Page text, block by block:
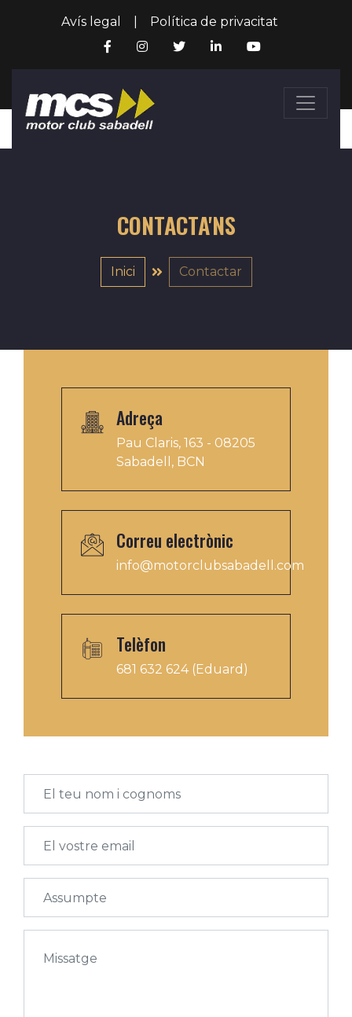
Avís legal Política de privacitat
CONTACTA'NS
Inici Contactar
Adreça
Pau Claris, 163 - 08205
Sabadell, BCN
Correu electrònic
info@motorclubsabadell.com
Telèfon
681 632 624 (Eduard)